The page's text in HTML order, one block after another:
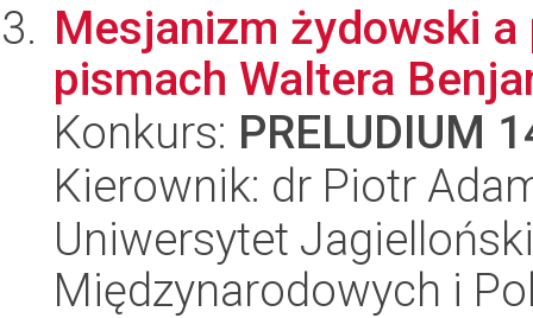
Mesjanizm żydowski
pismach Waltera
Konkurs: PRELUDIUM
Kierownik: dr Piotr
Uniwersytet
Międzynarodowych i